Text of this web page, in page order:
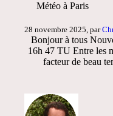
Météo à Paris
28 novembre 2025, par
Bonjour à tous
16h 47 TU Entre les
facteur de beau